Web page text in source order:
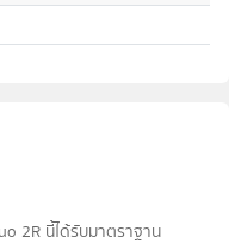
2R นี้ได้รับมาตราฐาน